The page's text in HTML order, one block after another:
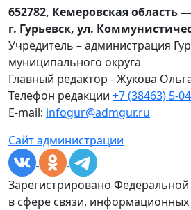
652782, Кемеровская область
г. Гурьевск, ул.
Учредитель – администрация
муниципального округа
Главный редактор - Жукова
Телефон редакции +7 (38463) 5-
E-mail: infogur@admgur.ru
Сайт администрации
Зарегистрировано
в сфере связи, информационных